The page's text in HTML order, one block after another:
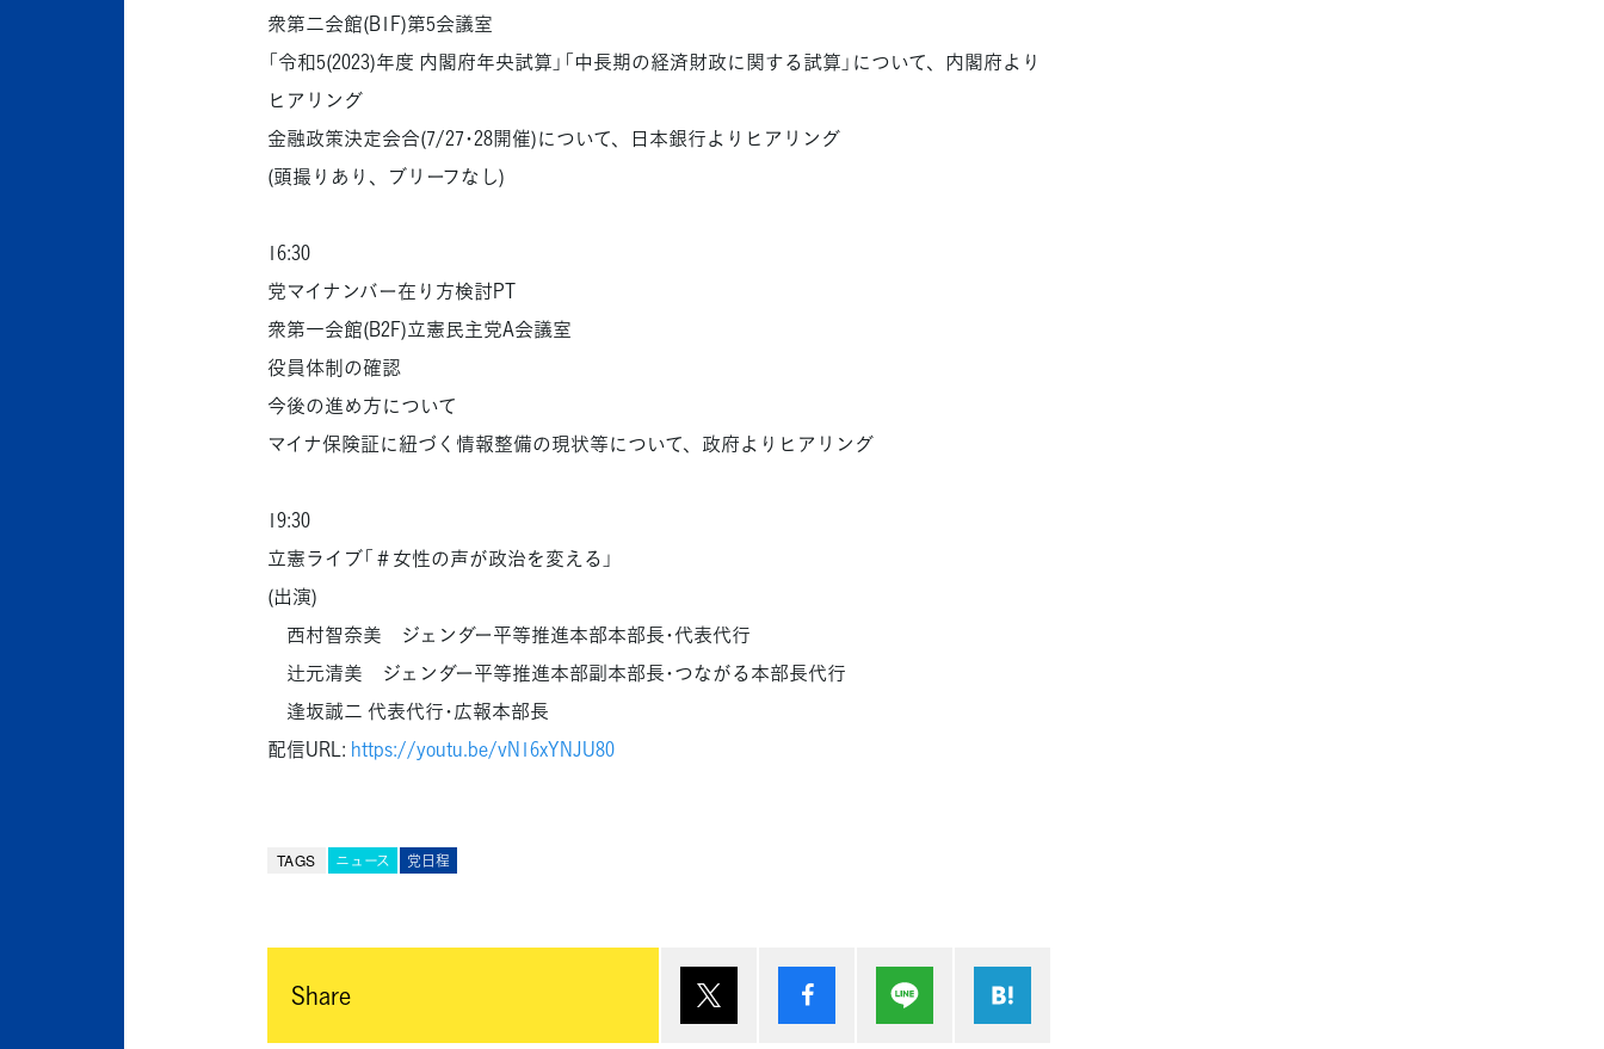
衆第二会館(B1F)第5会議室
「令和5(2023)年度 内閣府年央試算」「中長期の経済財政に関する試算」について、内閣府より
ヒアリング
金融政策決定会合(7/27･28開催)について、日本銀行よりヒアリング
(頭撮りあり、ブリーフなし)
16:30
党マイナンバー在り方検討PT
衆第一会館(B2F)立憲民主党A会議室
役員体制の確認
今後の進め方について
マイナ保険証に紐づく情報整備の現状等について、政府よりヒアリング
19:30
立憲ライブ「＃女性の声が政治を変える」
(出演)
西村智奈美 ジェンダー平等推進本部本部長･代表代行
辻元清美 ジェンダー平等推進本部副本部長･つながる本部長代行
逢坂誠二 代表代行･広報本部長
配信URL: https://youtu.be/vN16xYNJU80
TAGS ニュース 党日程
Share シェア Lineで送る